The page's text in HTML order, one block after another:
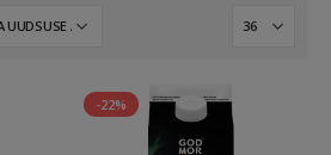
-22%